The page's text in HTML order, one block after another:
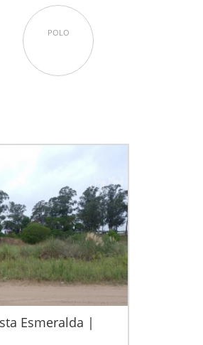
POLO
Esmeralda |